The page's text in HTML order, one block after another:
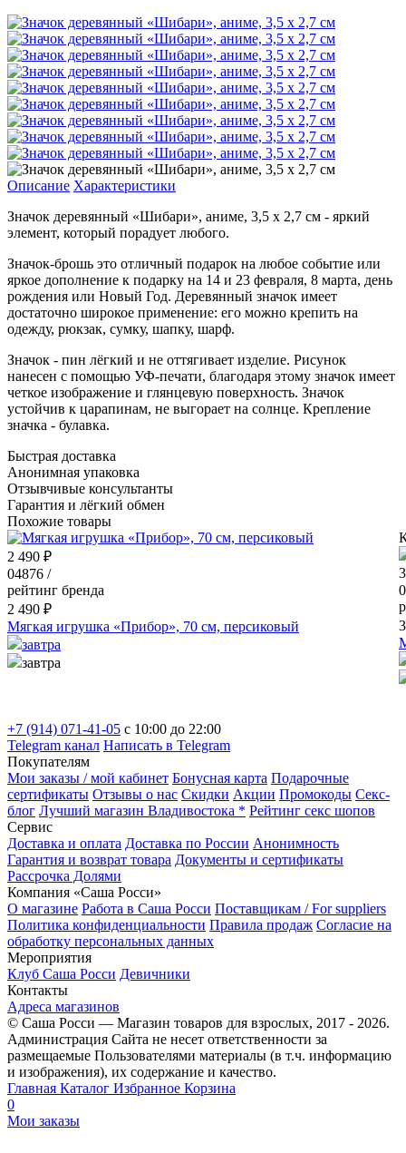
Описание Характеристики
Значок деревянный «Шибари», аниме, 3,5 х 2,7 см - яркий
элемент, который порадует любого.
Значок-брошь это отличный подарок на любое событие или
яркое дополнение к подарку на 14 и 23 февраля, 8 марта, день
рождения или Новый Год. Деревянный значок имеет
достаточно широкое применение: его можно крепить на
одежду, рюкзак, сумку, шапку, шарф.
Значок - пин лёгкий и не оттягивает изделие. Рисунок
нанесен с помощью УФ-печати, благодаря этому значок имеет
четкое изображение и глянцевую поверхность. Значок
устойчив к царапинам, не выгорает на солнце. Крепление
значка - булавка.
Быстрая доставка
Анонимная упаковка
Отзывчивые консультанты
Гарантия и лёгкий обмен
Похожие товары
2 490 ₽
04876 /
рейтинг бренда
2 490 ₽
Мягкая игрушка «Прибор», 70 см, персиковый
завтра
завтра
+7 (914) 071-41-05 c 10:00 до 22:00
Telegram канал Написать в Telegram
Покупателям
Мои заказы / мой кабинет Бонусная карта Подарочные
сертификаты Отзывы о нас Скидки Акции Промокоды Секс-
блог Лучший магазин Владивостока * Рейтинг секс шопов
Сервис
Доставка и оплата Доставка по России Анонимность
Гарантия и возврат товара Документы и сертификаты
Рассрочка Долями
Компания «Саша Росси»
О магазине Работа в Саша Росси Поставщикам / For suppliers
Политика конфиденциальности Правила продаж Согласие на
обработку персональных данных
Мероприятия
Клуб Саша Росси Девичники
Контакты
Адреса магазинов
© Саша Росси — Магазин товаров для взрослых, 2017 - 2026.
Администрация Сайта не несет ответственности за
размещаемые Пользователями материалы (в т.ч. информацию
и изображения), их содержание и качество.
Главная Каталог Избранное Корзина
0
Мои заказы